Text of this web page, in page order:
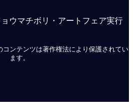
ウマチボリ・アートフェア実行
ンテンツは著作権法により保護されてい
ます。